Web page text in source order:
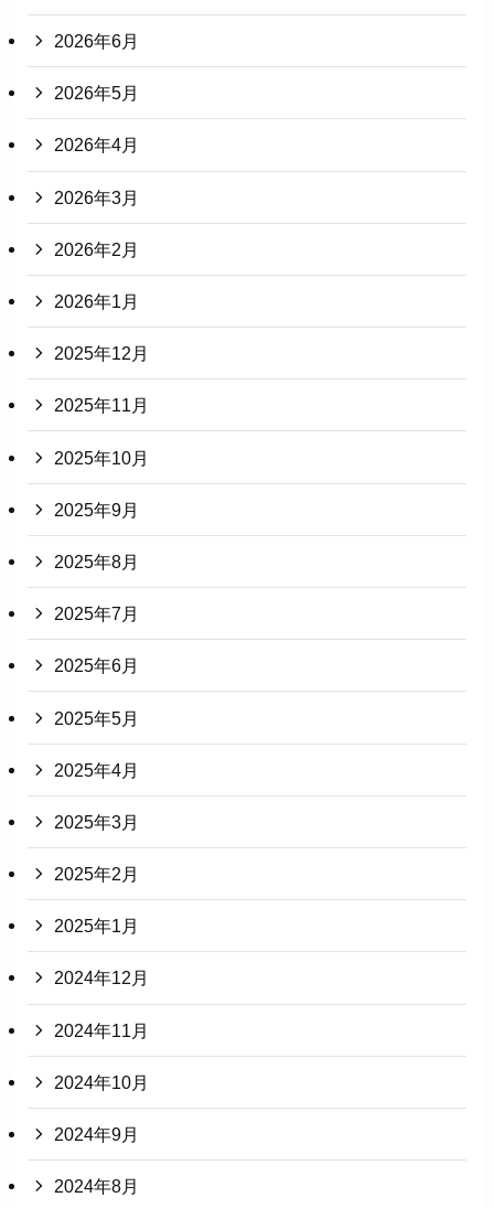
2026年6月
2026年5月
2026年4月
2026年3月
2026年2月
2026年1月
2025年12月
2025年11月
2025年10月
2025年9月
2025年8月
2025年7月
2025年6月
2025年5月
2025年4月
2025年3月
2025年2月
2025年1月
2024年12月
2024年11月
2024年10月
2024年9月
2024年8月